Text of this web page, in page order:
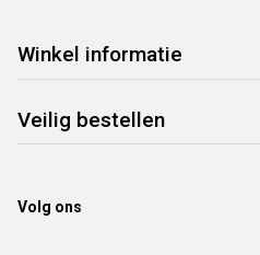
Winkel informatie
Veilig bestellen
Volg ons